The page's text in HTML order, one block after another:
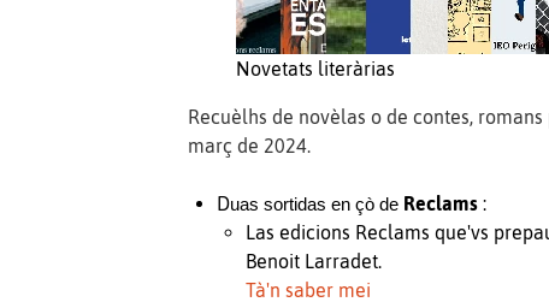
Novetats literàrias
Recuèlhs de novèlas o de contes,
març de 2024.
Duas sortidas en çò de Reclams:
Las edicions Reclams que'vs
Benoit Larradet.
Tà'n saber mei